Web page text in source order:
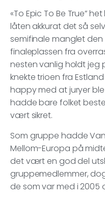
«To Epic To Be True”
låten akkurat det så
semifinale manglet
finaleplassen fra
nesten vanlig holdt jeg
knekte trioen fra Estland
happy med at juryer
hadde bare folket
vært sikret.
Som gruppe hadde
Mellom-Europa på
det vært en god del
gruppemedlemmer,
de som var med i 2005